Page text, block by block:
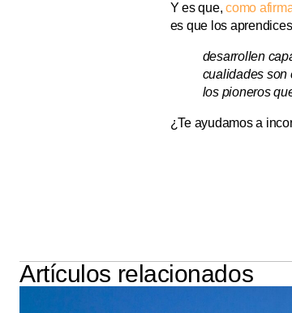
Y es que, como
es que los
desarrollen
cualidades son
los pioneros
¿Te ayudamos a
Artículos relacionados